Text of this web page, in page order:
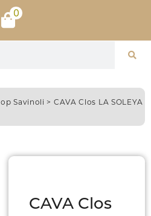
0
Savinoli > CAVA Clos LA SOLEYA
CAVA Clos